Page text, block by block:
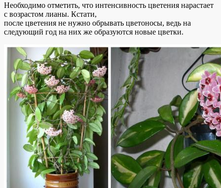
Необходимо отметить, что интенсивность цветения нарастает
с возрастом лианы. Кстати,
после цветения не нужно обрывать цветоносы, ведь на
следующий год на них же образуются новые цветки.